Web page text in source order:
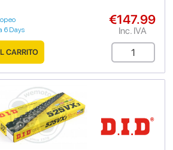
6 Days
€147.99
Inc. IVA
CARRITO